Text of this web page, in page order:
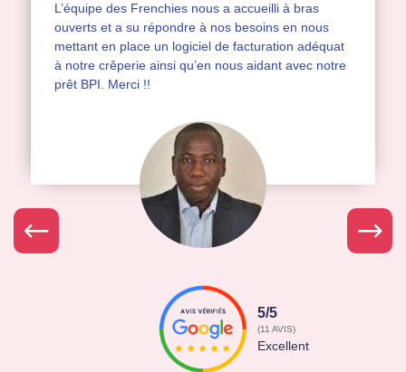
L’équipe des Frenchies nous a accueilli à bras
ouverts et a su répondre à nos besoins en nous
mettant en place un logiciel de facturation adéquat
à notre crêperie ainsi qu’en nous aidant avec notre
prêt BPI. Merci !!
5/5
(11 AVIS)
Excellent